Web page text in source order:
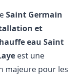
Saint Germain
et
eau Saint
est une
majeure pour les